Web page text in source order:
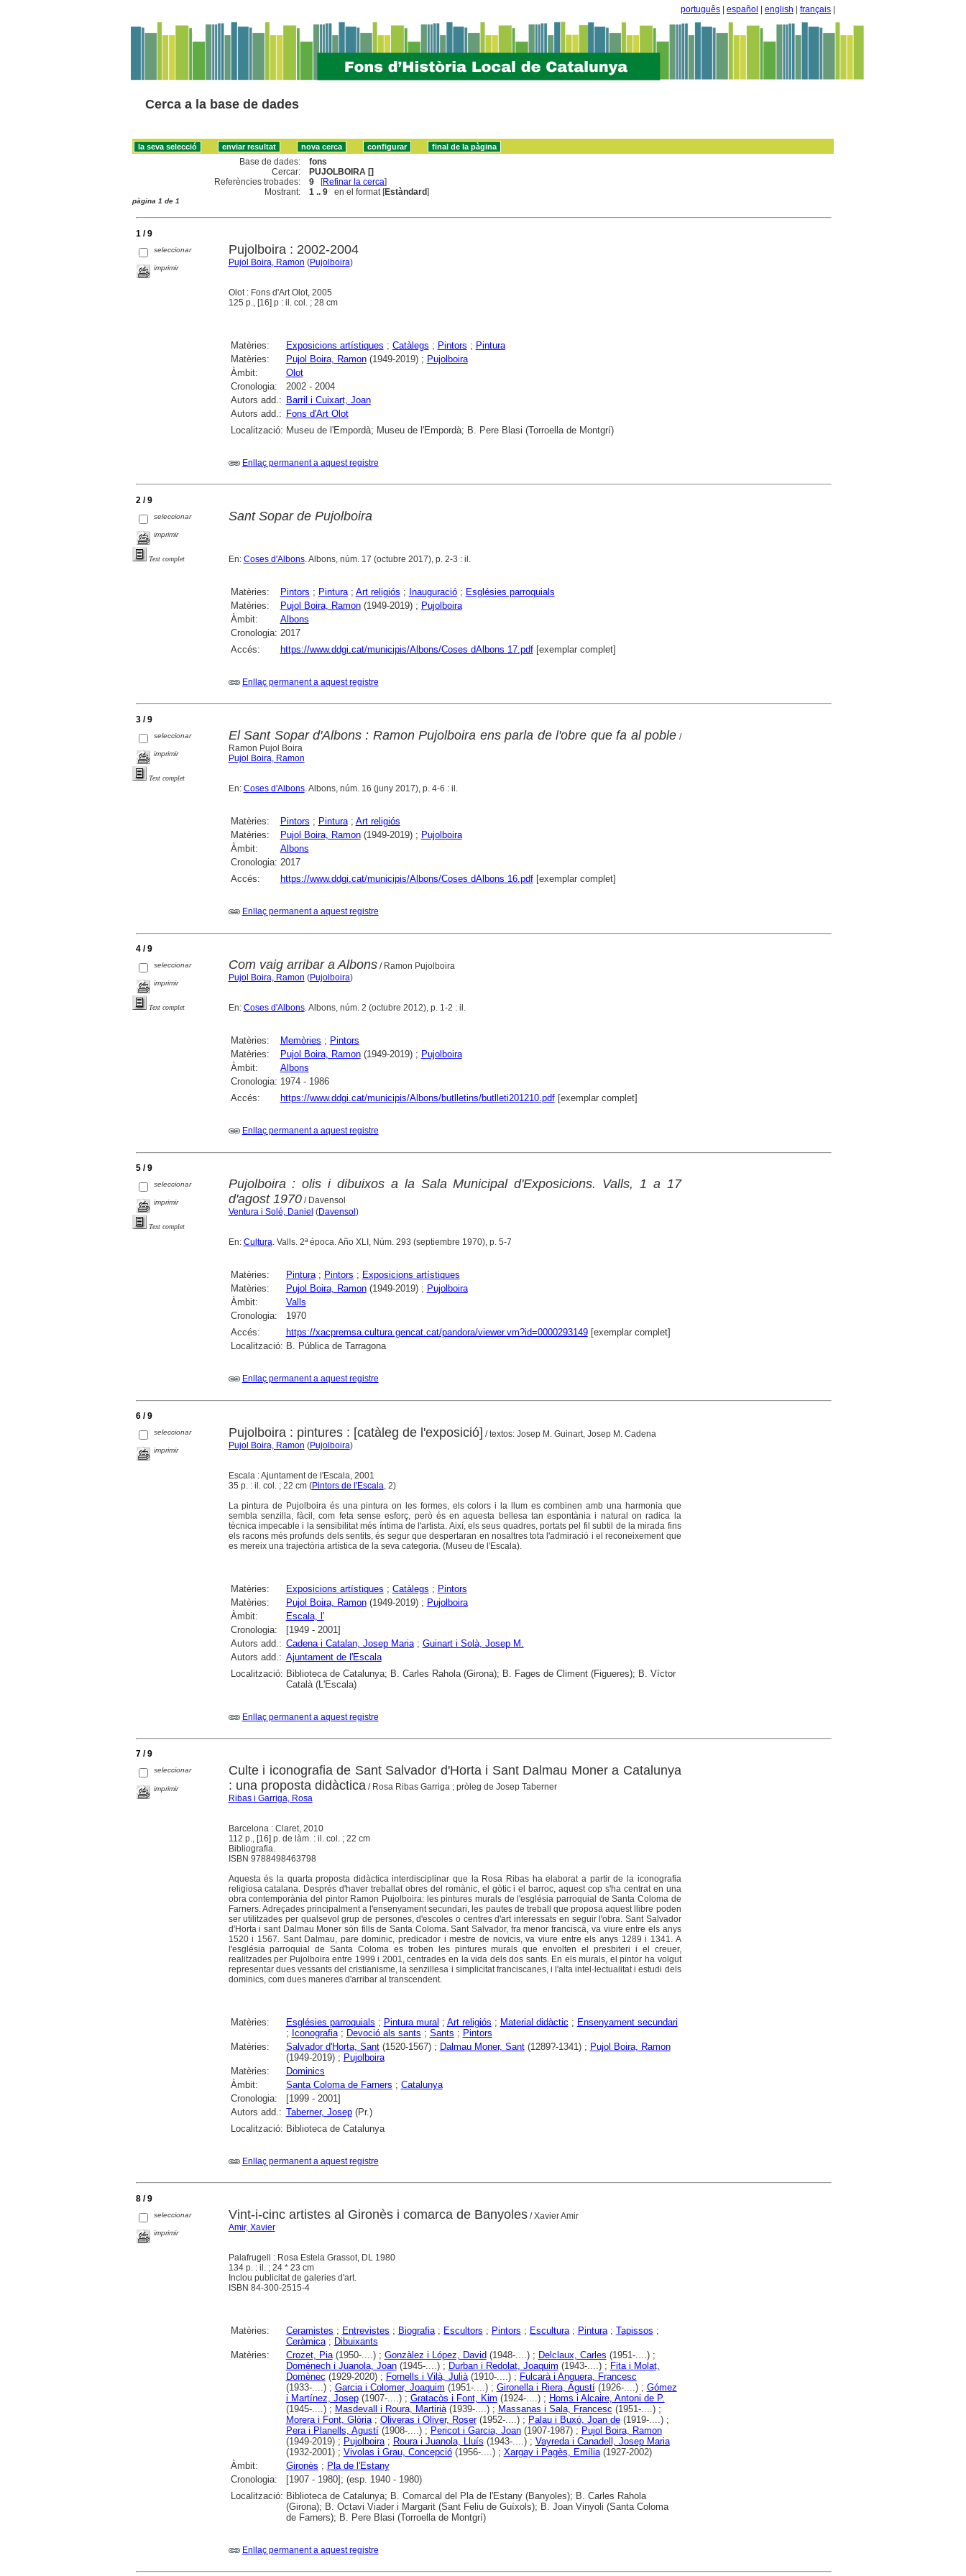
português español english français
Cerca a la base de dades
Base de dades:
fons
Cercar:
PUJOLBOIRA []
Referències trobades:
9 [Refinar la cerca]
Mostrant:
1 .. 9 en el format [Estàndard]
pàgina 1 de 1
1 / 9
seleccionar
imprimir
Pujolboira : 2002-2004
Pujol Boira, Ramon (Pujolboira)
Olot : Fons d'Art Olot, 2005
125 p., [16] p : il. col. ; 28 cm
Matèries: Exposicions artístiques ; Catàlegs ; Pintors ; Pintura
Matèries:
Pujol Boira, Ramon(1949-2019) ; Pujolboira
Àmbit:
Olot
Cronologia:
2002 - 2004
Autors add.: Barril i Cuixart, Joan
Autors add.: Fons d'Art Olot
Localització: Museu de l'Empordà; Museu de l'Empordà; B. Pere Blasi (Torroella de Montgrí)
Enllaç permanent a aquest registre
2 / 9
seleccionar
imprimir
Text complet
Sant Sopar de Pujolboira
En: Coses d'Albons. Albons, núm. 17 (octubre 2017), p. 2-3 : il.
Matèries: Pintors ; Pintura; Art religiós ; Inauguració; Esglésies parroquials
Matèries:
Pujol Boira, Ramon(1949-2019) ; Pujolboira
Àmbit:
Albons
Cronologia: 2017
Accés:
https://www.ddgi.cat/municipis/Albons/Coses dAlbons 17.pdf[exemplar complet]
Enllaç permanent a aquest registre
3 / 9
seleccionar
imprimir
Text complet
El Sant Sopar d'Albons : Ramon Pujolboira ens parla de l'obre que fa al poble /
Ramon Pujol Boira
Pujol Boira, Ramon
En: Coses d'Albons. Albons, núm. 16 (juny 2017), p. 4-6 : il.
Matèries: Pintors ; Pintura; Art religiós
Matèries:
Pujol Boira, Ramon(1949-2019) ; Pujolboira
Àmbit:
Albons
Cronologia: 2017
Accés:
https://www.ddgi.cat/municipis/Albons/Coses dAlbons 16.pdf[exemplar complet]
Enllaç permanent a aquest registre
4 / 9
seleccionar
imprimir
Text complet
Com vaig arribar a Albons/ Ramon Pujolboira
Pujol Boira, Ramon (Pujolboira)
En: Coses d'Albons. Albons, núm. 2 (octubre 2012), p. 1-2 : il.
Matèries: Memòries ; Pintors
Matèries:
Pujol Boira, Ramon(1949-2019) ; Pujolboira
Àmbit:
Albons
Cronologia: 1974 - 1986
Accés:
https://www.ddgi.cat/municipis/Albons/butlletins/butlleti201210.pdf[exemplar complet]
Enllaç permanent a aquest registre
5 / 9
seleccionar
imprimir
Text complet
Pujolboira : olis i dibuixos a la Sala Municipal d'Exposicions. Valls, 1 a 17
d'agost 1970/ Davensol
Ventura i Solé, Daniel (Davensol )
En: Cultura. Valls. 2ª época. Año XLI, Núm. 293 (septiembre 1970), p. 5-7
Matèries: Pintura; Pintors ; Exposicions artístiques
Matèries:
Pujol Boira, Ramon(1949-2019) ; Pujolboira
Àmbit:
Valls
Cronologia:
1970
Accés:
https://xacpremsa.cultura.gencat.cat/pandora/viewer.vm?id=0000293149[exemplar complet]
Localització: B. Pública de Tarragona
Enllaç permanent a aquest registre
6 / 9
seleccionar
imprimir
Pujolboira : pintures : [catàleg de l'exposició] / textos: Josep M. Guinart, Josep M. Cadena
Pujol Boira, Ramon (Pujolboira)
Escala : Ajuntament de l'Escala, 2001
35 p. : il. col. ; 22 cm (Pintors de l'Escala , 2)
La pintura de Pujolboira és una pintura on les formes, els colors i la llum es combinen amb una harmonia que
sembla senzilla, fàcil, com feta sense esforç, però és en aquesta bellesa tan espontània i natural on radica la
tècnica impecable i la sensibilitat més íntima de l'artista. Així, els seus quadres, portats pel fil subtil de la mirada fins
els racons més profunds dels sentits, és segur que despertaran en nosaltres tota l'admiració i el reconeixement que
es mereix una trajectòria artística de la seva categoria. (Museu de l'Escala).
Matèries: Exposicions artístiques ; Catàlegs ; Pintors
Matèries:
Pujol Boira, Ramon(1949-2019) ; Pujolboira
Àmbit:
Escala, l'
Cronologia:
[1949 - 2001]
Autors add.: Cadena i Catalan, Josep Maria; Guinart i Solà, Josep M.
Autors add.: Ajuntament de l'Escala
Localització: Biblioteca de Catalunya; B. Carles Rahola (Girona); B. Fages de Climent (Figueres); B. Víctor
Català (L'Escala)
Enllaç permanent a aquest registre
7 / 9
seleccionar
imprimir
Culte i iconografia de Sant Salvador d'Horta i Sant Dalmau Moner a Catalunya
: una proposta didàctica / Rosa Ribas Garriga ; pròleg de Josep Taberner
Ribas i Garriga, Rosa
Barcelona : Claret, 2010
112 p., [16] p. de làm. : il. col. ; 22 cm
Bibliografia.
ISBN 9788498463798
Aquesta és la quarta proposta didàctica interdisciplinar que la Rosa Ribas ha elaborat a partir de la iconografia
religiosa catalana. Després d'haver treballat obres del romànic, el gòtic i el barroc, aquest cop s'ha centrat en una
obra contemporània del pintor Ramon Pujolboira: les pintures murals de l'església parroquial de Santa Coloma de
Farners. Adreçades principalment a l'ensenyament secundari, les pautes de treball que proposa aquest llibre poden
ser utilitzades per qualsevol grup de persones, d'escoles o centres d'art interessats en seguir l'obra. Sant Salvador
d'Horta i sant Dalmau Moner són fills de Santa Coloma. Sant Salvador, fra menor franciscà, va viure entre els anys
1520 i 1567. Sant Dalmau, pare dominic, predicador i mestre de novicis, va viure entre els anys 1289 i 1341. A
l'església parroquial de Santa Coloma es troben les pintures murals que envolten el presbiteri i el creuer,
realitzades per Pujolboira entre 1999 i 2001, centrades en la vida dels dos sants. En els murals, el pintor ha volgut
representar dues vessants del cristianisme, la senzillesa i simplicitat franciscanes, i l'alta intel·lectualitat i estudi dels
dominics, com dues maneres d'arribar al transcendent.
Matèries: Esglésies parroquials ; Pintura mural ; Art religiós ; Material didàctic ; Ensenyament secundari
; Iconografia; Devoció als sants ; Sants ; Pintors
Matèries:
Salvador d'Horta, Sant(1520-1567) ; Dalmau Moner, Sant(1289?-1341) ; Pujol Boira, Ramon
(1949-2019) ; Pujolboira
Matèries:
Dominics
Àmbit:
Santa Coloma de Farners ; Catalunya
Cronologia:
[1999 - 2001]
Autors add.: Taberner, Josep(Pr.)
Localització: Biblioteca de Catalunya
Enllaç permanent a aquest registre
8 / 9
seleccionar
imprimir
Vint-i-cinc artistes al Gironès i comarca de Banyoles/ Xavier Amir
Amir, Xavier
Palafrugell : Rosa Estela Grassot, DL 1980
134 p. : il. ; 24 * 23 cm
Inclou publicitat de galeries d'art.
ISBN 84-300-2515-4
Matèries: Ceramistes ; Entrevistes ; Biografia; Escultors ; Pintors ; Escultura; Pintura; Tapissos ;
Ceràmica; Dibuixants
Matèries:
Crozet, Pia(1950-....) ; Gonzàlez i López, David (1948-....) ; Delclaux, Carles (1951-....) ;
Domènech i Juanola, Joan(1945-....) ; Durban i Redolat, Joaquim (1943-....) ; Fita i Molat,
Domènec (1929-2020) ; Fornells i Vilà, Julià(1910-....) ; Fulcarà i Anguera, Francesc
(1933-....) ; Garcia i Colomer, Joaquim (1951-....) ; Gironella i Riera, Agustí(1926-....) ; Gómez
i Martínez, Josep(1907-....) ; Gratacòs i Font, Kim (1924-....) ; Homs i Alcaire, Antoni de P.
(1945-....) ; Masdevall i Roura, Martirià(1939-....) ; Massanas i Sala, Francesc (1951-....) ;
Morera i Font, Glòria; Oliveras i Oliver, Roser(1952-....) ; Palau i Buxó, Joan de(1919-....) ;
Pera i Planells, Agustí(1908-....) ; Pericot i Garcia, Joan(1907-1987) ; Pujol Boira, Ramon
(1949-2019) ; Pujolboira; Roura i Juanola, Lluís (1943-....) ; Vayreda i Canadell, Josep Maria
(1932-2001) ; Vivolas i Grau, Concepció(1956-....) ; Xargay i Pagès, Emília(1927-2002)
Àmbit:
Gironès ; Pla de l'Estany
Cronologia:
[1907 - 1980]; (esp. 1940 - 1980)
Localització: Biblioteca de Catalunya; B. Comarcal del Pla de l'Estany (Banyoles); B. Carles Rahola
(Girona); B. Octavi Viader i Margarit (Sant Feliu de Guíxols); B. Joan Vinyoli (Santa Coloma
de Farners); B. Pere Blasi (Torroella de Montgrí)
Enllaç permanent a aquest registre